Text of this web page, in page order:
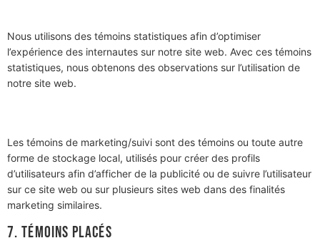
Nous utilisons des témoins statistiques afin d’optimiser
l’expérience des internautes sur notre site web. Avec ces témoins
statistiques, nous obtenons des observations sur l’utilisation de
notre site web.
Les témoins de marketing/suivi sont des témoins ou toute autre
forme de stockage local, utilisés pour créer des profils
d’utilisateurs afin d’afficher de la publicité ou de suivre l’utilisateur
sur ce site web ou sur plusieurs sites web dans des finalités
marketing similaires.
7. Témoins placés